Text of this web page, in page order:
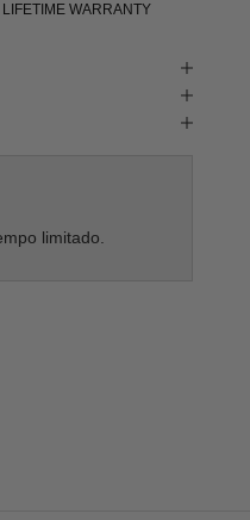
LIFETIME WARRANTY
limitado.